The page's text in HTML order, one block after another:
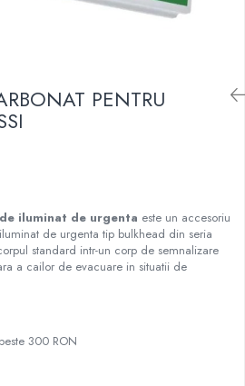
PENTRU
iluminat de urgenta este un accesoriu
de urgenta tip bulkhead din seria
standard intr-un corp de semnalizare
a cailor de evacuare in situatii de
300 RON